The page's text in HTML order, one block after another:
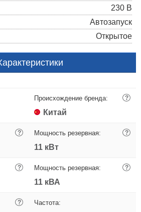
230 В
Автозапуск
Открытое
Происхождение бренда: ?
Китай
? Мощность резервная: ?
11 кВт
? Мощность резервная: ?
11 кВА
? Частота: